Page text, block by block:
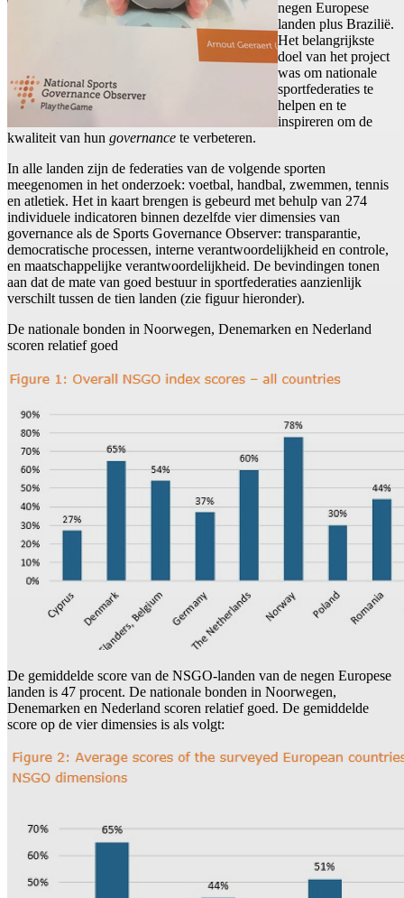
negen Europese
landen plus Brazilië.
Het belangrijkste
doel van het project
was om nationale
sportfederaties te
helpen en te
inspireren om de
kwaliteit van hun governance te verbeteren.
In alle landen zijn de federaties van de volgende sporten
meegenomen in het onderzoek: voetbal, handbal, zwemmen, tennis
en atletiek. Het in kaart brengen is gebeurd met behulp van 274
individuele indicatoren binnen dezelfde vier dimensies van
governance als de Sports Governance Observer: transparantie,
democratische processen, interne verantwoordelijkheid en controle,
en maatschappelijke verantwoordelijkheid. De bevindingen tonen
aan dat de mate van goed bestuur in sportfederaties aanzienlijk
verschilt tussen de tien landen (zie figuur hieronder).
De nationale bonden in Noorwegen, Denemarken en Nederland
scoren relatief goed
De gemiddelde score van de NSGO-landen van de negen Europese
landen is 47 procent. De nationale bonden in Noorwegen,
Denemarken en Nederland scoren relatief goed. De gemiddelde
score op de vier dimensies is als volgt: